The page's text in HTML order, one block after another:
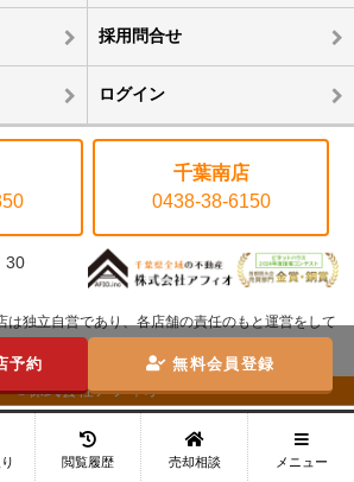
採用問合せ
ログイン
千葉南店
0438-38-6150
30
独立自営であり、各店舗の責任のもと運営をして
©株式会社アフィオ
予約 無料会員登録
閲覧履歴 売却相談 メニュー